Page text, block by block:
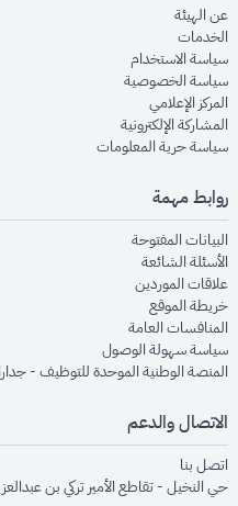
عن الهيئةopens in new window
الخدماتopens in new window
سياسة الاستخدام
سياسة الخصوصيةin new window
المركز الإعلاميopens in new window
المشاركة الإلكترونيةin new window
سياسة حرية المعلوماتnew window
روابط مهمة
البيانات المفتوحةin new window
الأسئلة الشائعةopens in new window
علاقات الموردينin new window
خريطة الموقعopens in new window
المنافسات العامةin new window
سياسة سهولة الوصولin new window
المنصة الوطنية الموحدة للتوظيف -
الاتصال والدعم
اتصل بنا
حي النخيل - تقاطع الأمير تركي بن